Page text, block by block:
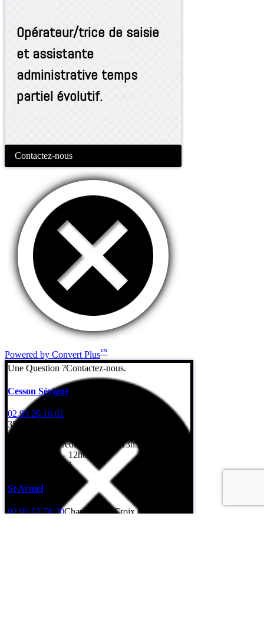
Opérateur/trice de saisie
et assistante
administrative temps
partiel évolutif.
Contactez-nous
Powered by Convert Plus™
Une Question ?Contactez-nous.
Cesson Sévigné
02 99 26 16 61
35510 Cesson-Sévigné
Lundi au vendredi: 8h – 12h / 13h30 – 17h30
Samedi: 8h30 – 12h00
Dimanche: fermé
St Armel
02 99 62 78 20Champ de la Croix (Gps : rue